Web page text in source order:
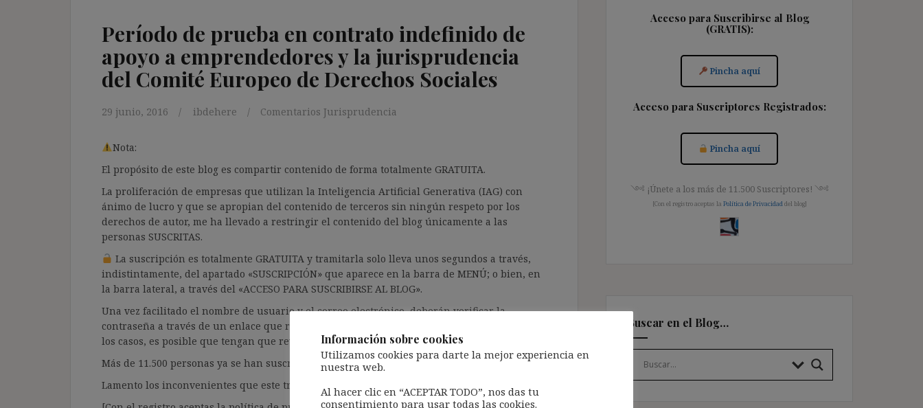
Período de prueba en contrato indefinido de
apoyo a emprendedores y la jurisprudencia
del Comité Europeo de Derechos Sociales
29 junio, 2016 ibdehere Comentarios Jurisprudencia
Nota:
El propósito de este blog es compartir contenido de forma totalmente GRATUITA.
La proliferación de empresas que utilizan la Inteligencia Artificial Generativa (IAG) con
ánimo de lucro y que se apropian del contenido de terceros sin ningún respeto por los
derechos de autor, me ha llevado a restringir el contenido del blog únicamente a las
personas SUSCRITAS.
La suscripción es totalmente GRATUITA y tramitarla solo lleva unos segundos a través,
indistintamente, del apartado «SUSCRIPCIÓN» que aparece en la barra de MENÚ; o bien, en
la barra lateral, a través del «ACCESO PARA SUSCRIBIRSE AL BLOG».
Una vez facilitado el nombre de usuario y el correo electrónico, deberán verificar la
contraseña a través de un enlace que recibirán en el correo electrónico registrado (según
los casos, es posible que tengan que revisar la bandeja de «Spam»).
Más de 11.500 personas ya se han suscrito.
Lamento los inconvenientes que este trámite pueda causar.
Acceso para Suscribirse al Blog
(GRATIS):
Pincha aquí
Acceso para Suscriptores Registrados:
Pincha aquí
༺ ¡Únete a los más de 11.500 Suscriptores! ༺
[Con el registro aceptas la Política de Privacidad del blog]
Buscar en el Blog…
Información sobre cookies
Utilizamos cookies para darte la mejor experiencia en
nuestra web.
Al hacer clic en “ACEPTAR TODO”, nos das tu
consentimiento para usar todas las cookies.